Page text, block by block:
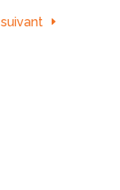
suivant